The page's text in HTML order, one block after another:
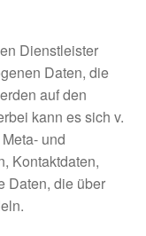
Dienstleister
Daten, die
auf den
kann es sich v.
und
Kontaktdaten,
Daten, die über